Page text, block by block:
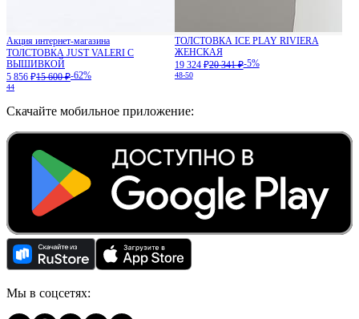
Акция интернет-магазина
ТОЛСТОВКА JUST VALERI С
ВЫШИВКОЙ
5 856 ₽15 600 ₽-62%
44
ТОЛСТОВКА ICE PLAY RIVIERA
ЖЕНСКАЯ
19 324 ₽20 341 ₽-5%
48-50
Скачайте мобильное приложение:
Мы в соцсетях: